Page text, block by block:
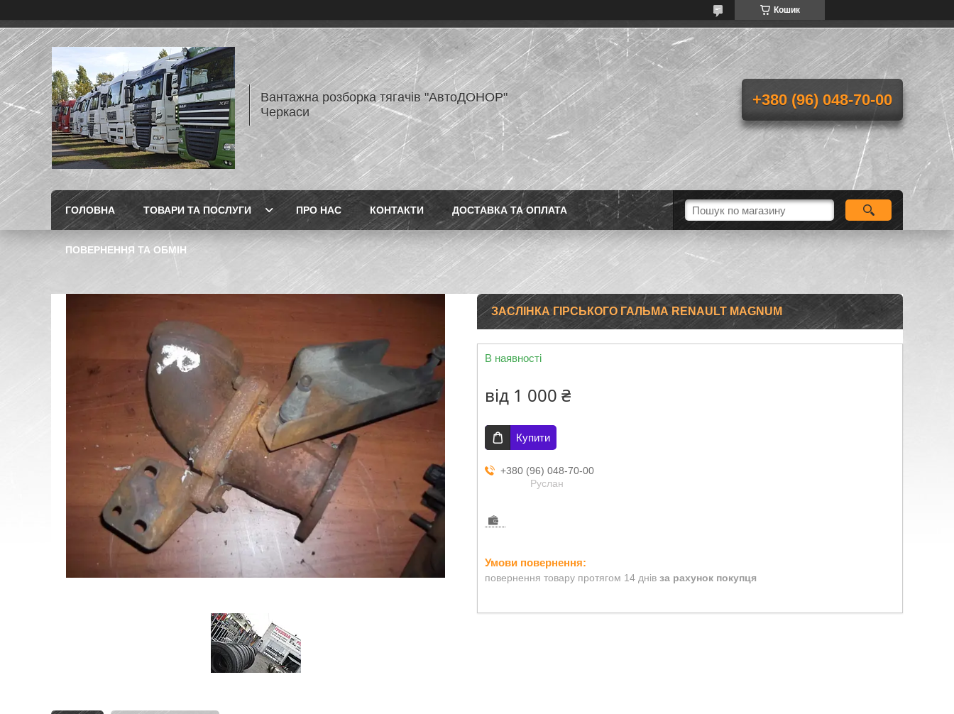
Кошик
Вантажна розборка тягачів "АвтоДОНОР"
Черкаси
+380 (96) 048-70-00
ГОЛОВНА ТОВАРИ ТА ПОСЛУГИ ПРО НАС КОНТАКТИ ДОСТАВКА ТА ОПЛАТА
ПОВЕРНЕННЯ ТА ОБМІН
ЗАСЛІНКА ГІРСЬКОГО ГАЛЬМА RENAULT MAGNUM
В наявності
від 1 000 ₴
Купити
+380 (96) 048-70-00
Руслан
повернення товару протягом 14 днів за рахунок покупця